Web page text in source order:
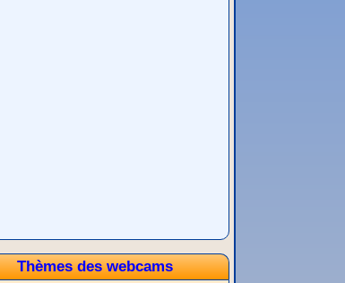
Thèmes des webcams